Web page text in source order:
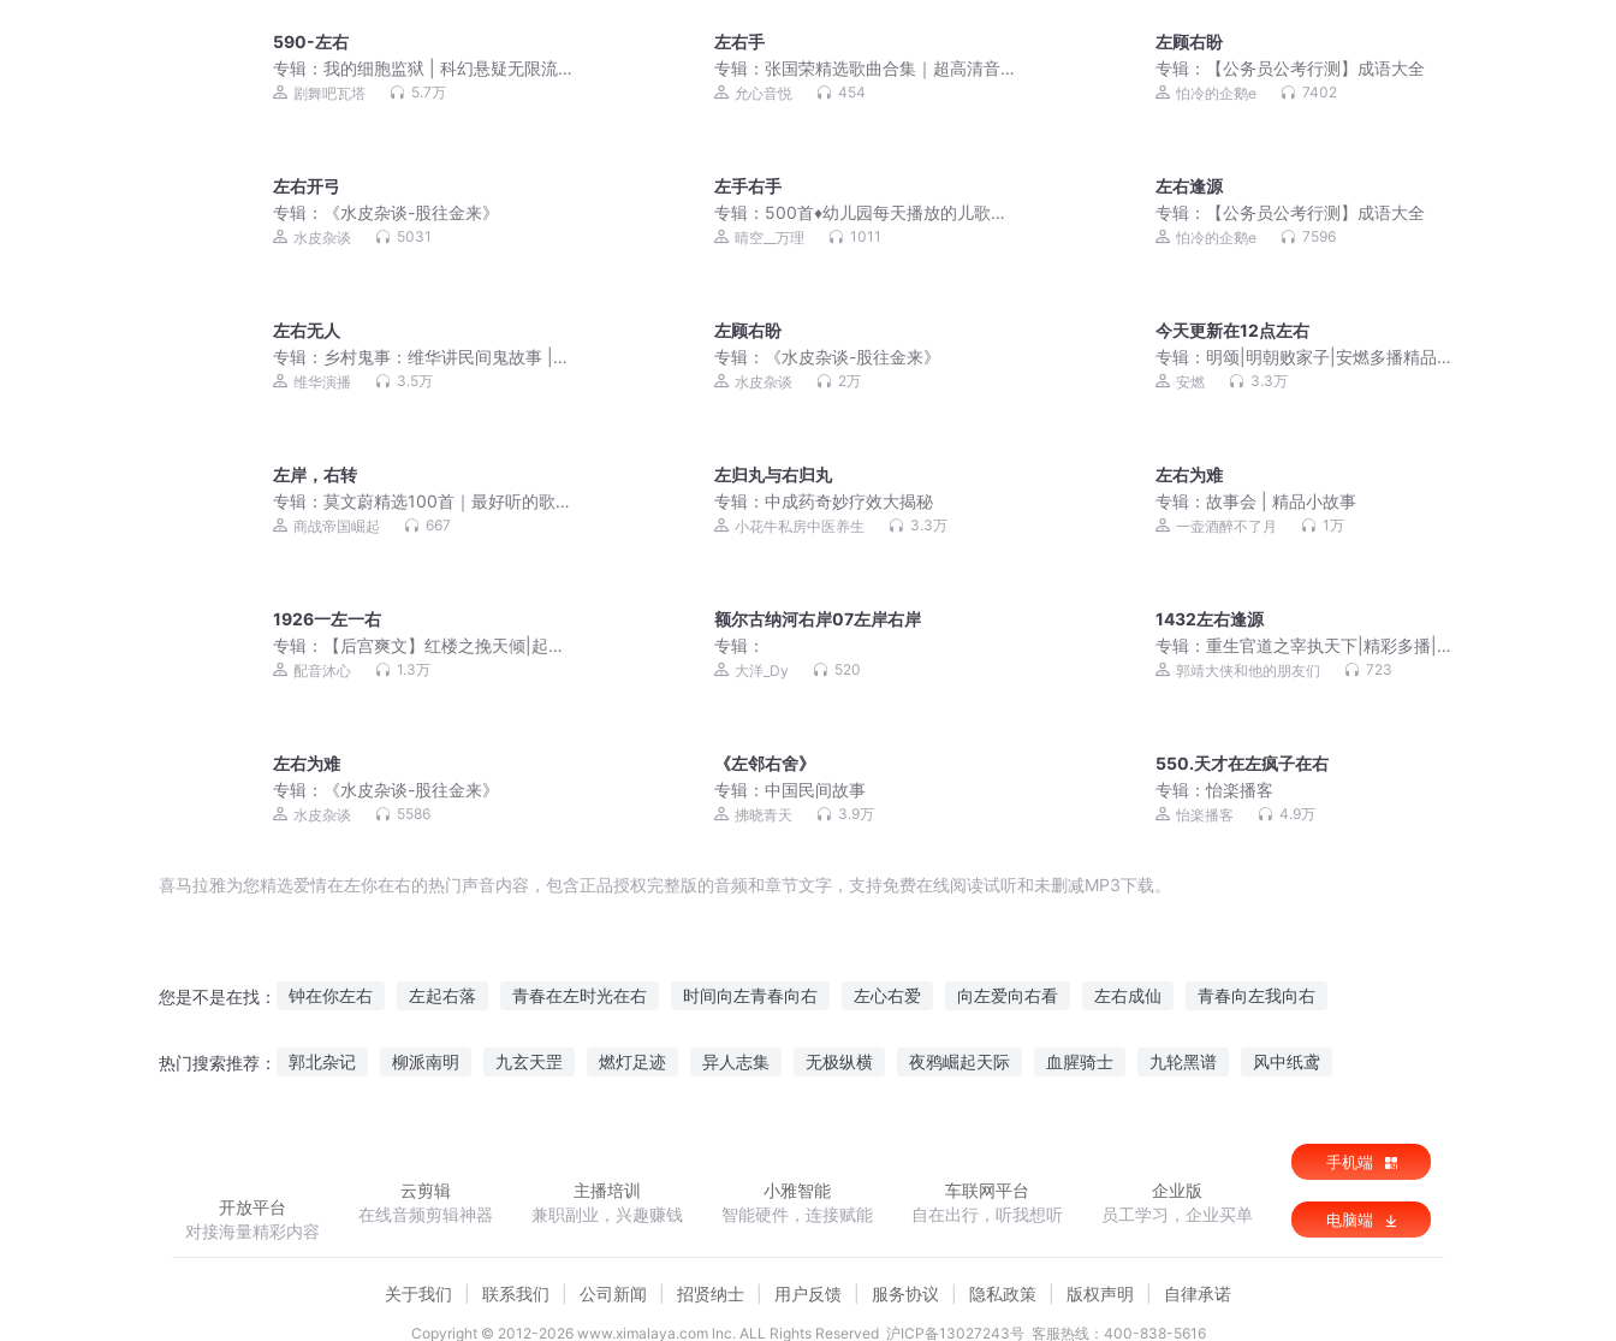
590-左右
专辑： 我的细胞监狱 | 科幻悬疑无限流 |
3D精品多人剧
剧舞吧瓦塔 5.7万
左右手
专辑：张国荣精选歌曲合集｜超高清音
质｜必备歌单
允心音悦 454
左顾右盼
专辑：
【公务员公考行测】成语大全
怕冷的企鹅e 7402
左右开弓
专辑：
《水皮杂谈-股往金来》
水皮杂谈 5031
左手右手
专辑： 500首♦️幼儿园每天播放的儿歌
【儿歌大全】排行榜
晴空__万理 1011
左右逢源
专辑：
【公务员公考行测】成语大全
怕冷的企鹅e 7596
左右无人
专辑： 乡村鬼事：维华讲民间鬼故事 |
恐怖故事
维华演播 3.5万
左顾右盼
专辑：
《水皮杂谈-股往金来》
水皮杂谈 2万
今天更新在12点左右
专辑： 明颂|明朝败家子|安燃多播精品重
制版| 穿越大明历史VIP免费有声小说
安燃 3.3万
左岸，右转
专辑： 莫文蔚精选100首｜最好听的歌曲
合集｜超高音质
商战帝国崛起 667
左归丸与右归丸
专辑：中成药奇妙疗效大揭秘
小花牛私房中医养生 3.3万
左右为难
专辑：故事会 | 精品小故事
一壶酒醉不了月 1万
1926一左一右
专辑：
【后宫爽文】红楼之挽天倾|起点
霸榜历史权谋|多人有声剧
配音沐心 1.3万
额尔古纳河右岸07左岸右岸
专辑：
大洋_Dy 520
1432左右逢源
专辑：重生官道之宰执天下|精彩多播|喋
血官场|郭靖大侠播
郭靖大侠和他的朋友们 723
左右为难
专辑：
《水皮杂谈-股往金来》
水皮杂谈 5586
《左邻右舍》
专辑：中国民间故事
拂晓青天 3.9万
550.天才在左疯子在右
专辑：怡楽播客
怡楽播客 4.9万
喜马拉雅为您精选爱情在左你在右的热门声音内容，包含正品授权完整版的音频和章节文字，支持免费在线阅读试听和未删减MP3下载。
您是不是在找： 钟在你左右 左起右落 青春在左时光在右 时间向左青春向右 左心右爱 向左爱向右看 左右成仙 青春向左我向右
热门搜索推荐： 郭北杂记 柳派南明 九玄天罡 燃灯足迹 异人志集 无极纵横 夜鸦崛起天际 血腥骑士 九轮黑谱 风中纸鸢
开放平台
对接海量精彩内容
云剪辑
在线音频剪辑神器
主播培训
兼职副业，兴趣赚钱
小雅智能
智能硬件，连接赋能
车联网平台
自在出行，听我想听
企业版
员工学习，企业买单
手机端
电脑端
关于我们 联系我们 公司新闻 招贤纳士 用户反馈 服务协议 隐私政策 版权声明 自律承诺
Copyright © 2012-2026www.ximalaya.com lnc. ALL Rights Reserved 沪ICP备13027243号 客服热线：400-838-5616